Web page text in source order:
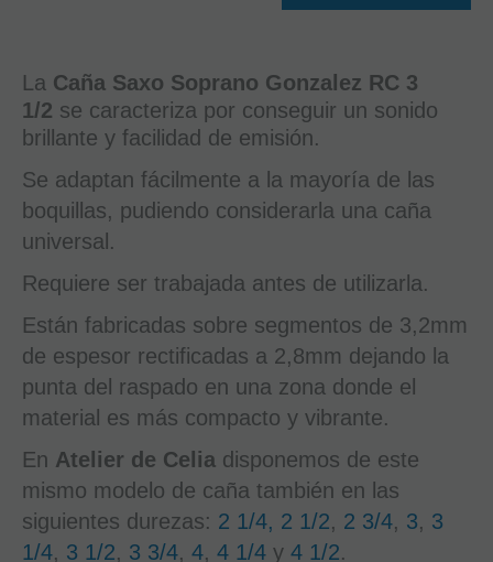
La Caña Saxo Soprano Gonzalez RC 3
1/2 se caracteriza por conseguir un sonido
brillante y facilidad de emisión.
Se adaptan fácilmente a la mayoría de las
boquillas, pudiendo considerarla una caña
universal.
Requiere ser trabajada antes de utilizarla.
Están fabricadas sobre segmentos de 3,2mm
de espesor rectificadas a 2,8mm dejando la
punta del raspado en una zona donde el
material es más compacto y vibrante.
En Atelier de Celia disponemos de este
mismo modelo de caña también en las
siguientes durezas: 2 1/4, 2 1/2, 2 3/4, 3, 3
1/4, 3 1/2, 3 3/4, 4, 4 1/4 y 4 1/2.